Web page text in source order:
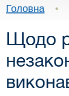
Головна •
Щодо